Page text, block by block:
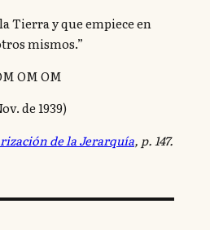
Tierra y que empiece en
mismos.”
OM OM
de 1939)
de laJerarquía, p. 147.